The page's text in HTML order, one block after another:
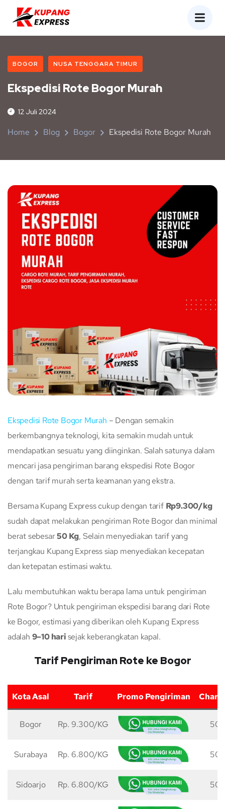
BOGOR NUSA TENGGARA TIMUR
Ekspedisi Rote Bogor Murah
12 Juli 2024
Home Blog Bogor Ekspedisi Rote Bogor Murah
Ekspedisi Rote Bogor Murah – Dengan semakin
berkembangnya teknologi, kita semakin mudah untuk
mendapatkan sesuatu yang diinginkan. Salah satunya dalam
mencari jasa pengiriman barang ekspedisi Rote Bogor
dengan tarif murah serta keamanan yang ekstra.
Bersama Kupang Express cukup dengan tarif Rp9.300/kg
sudah dapat melakukan pengiriman Rote Bogor dan minimal
berat sebesar50 Kg, Selain menyediakan tarif yang
terjangkau Kupang Express siap menyediakan kecepatan
dan ketepatan estimasi waktu.
Lalu membutuhkan waktu berapa lama untuk pengiriman
Rote Bogor? Untuk pengiriman ekspedisi barang dari Rote
ke Bogor, estimasi yang diberikan oleh Kupang Express
adalah 9–10 harisejak keberangkatan kapal.
Tarif Pengiriman Rote ke Bogor
Kota Asal Tarif Promo Pengiriman
Bogor Rp. 9.300/KG 50
Surabaya Rp. 6.800/KG 50
Sidoarjo Rp. 6.800/KG 50